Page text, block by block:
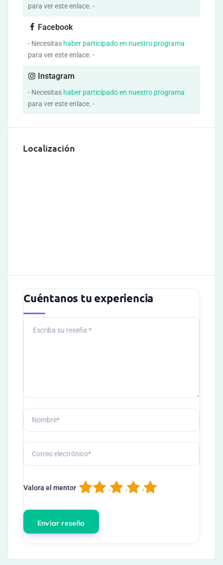
para ver este enlace. -
Facebook
- Necesitas haber participado en nuestro programa
para ver este enlace. -
Instagram
- Necesitas haber participado en nuestro programa
para ver este enlace. -
Localización
Cuéntanos tu experiencia
Valora el mentor 5
4
3
2
1